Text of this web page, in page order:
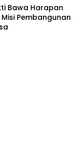
Bawa Harapan
Pembangunan